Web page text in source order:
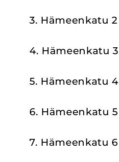
3. Hä­meen­ka­tu 2
4. Hä­meen­ka­tu 3
5. Hä­meen­ka­tu 4
6. Hä­meen­ka­tu 5
7. Hä­meen­ka­tu 6